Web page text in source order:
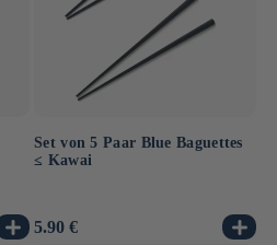
Set von 5 Paar Blue Baguettes
≤ Kawai
Normaler
5.90 €